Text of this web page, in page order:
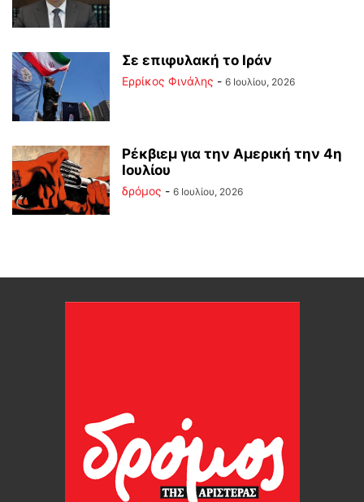
Σε επιφυλακή το Ιράν
Ερρίκος Φινάλης - 6 Ιουλίου, 2026
Ρέκβιεμ για την Αμερική την 4η
Ιουλίου
δρόμος - 6 Ιουλίου, 2026